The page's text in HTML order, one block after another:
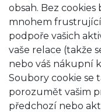
obsah. Bez
mnohem frustrující
podpoře vašich
vaše relace (takže
nebo váš nákupní
Soubory cookie se
porozumět vašim
předchozí nebo